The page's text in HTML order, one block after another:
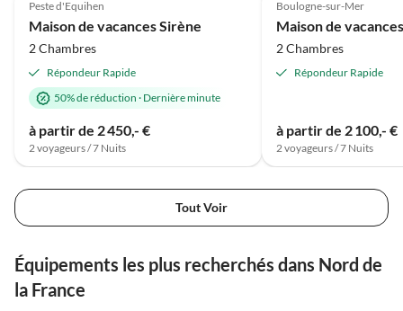
Peste d'Equihen
Maison de vacances Sirène
2 Chambres
Répondeur Rapide
50% de réduction · Dernière minute
à partir de 2 450,- €
2 voyageurs / 7 Nuits
Boulogne-sur-Mer
2 Chambres
Répondeur Rapide
à partir de 2 100,- €
2 voyageurs / 7 Nuits
Tout Voir
Équipements les plus recherchés dans Nord de
la France